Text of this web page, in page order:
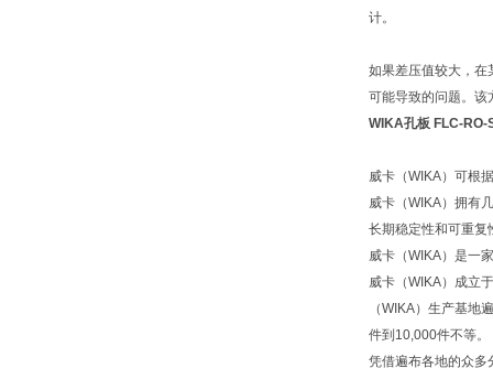
计。
如果差压值较大，在
可能导致的问题。该
WIKA孔板 FLC-RO-
威卡（WIKA）可根
威卡（WIKA）拥有
长期稳定性和可重复
威卡（WIKA）是一
威卡（WIKA）成立
（WIKA）生产基
件到10,000件不等。
凭借遍布各地的众多